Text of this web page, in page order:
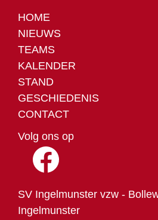
HOME
NIEUWS
TEAMS
KALENDER
STAND
GESCHIEDENIS
CONTACT
Volg ons op
SV Ingelmunster vzw -
Ingelmunster